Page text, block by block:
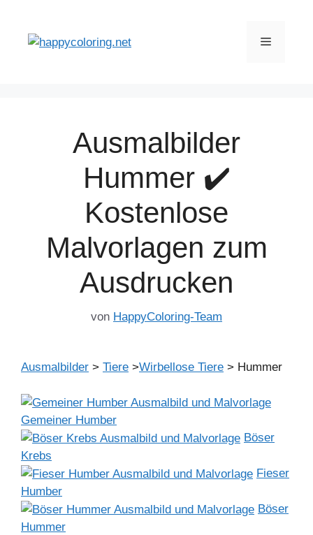
springen
Menü
Ausmalbilder
Hummer ✔️
Kostenlose
Malvorlagen zum
Ausdrucken
von HappyColoring-Team
Ausmalbilder > Tiere >Wirbellose Tiere > Hummer
Gemeiner Humber
Böser
Krebs
Fieser
Humber
Böser
Hummer